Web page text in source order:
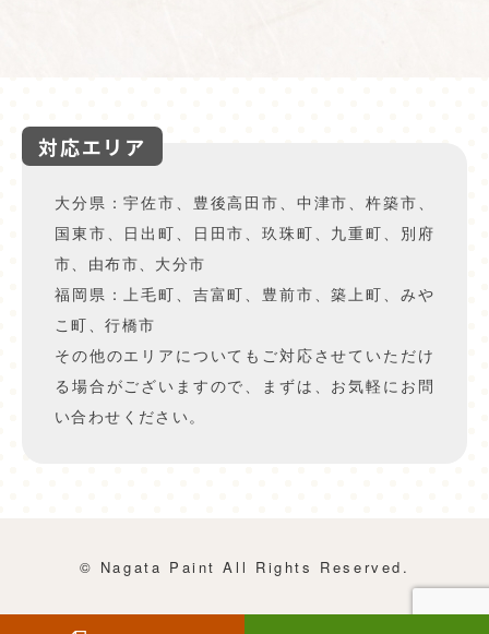
対応エリア
大分県：宇佐市、豊後高田市、中津市、杵築市、
国東市、日出町、日田市、玖珠町、九重町、別府
市、由布市、大分市
福岡県：上毛町、吉富町、豊前市、築上町、みや
こ町、行橋市
その他のエリアについてもご対応させていただけ
る場合がございますので、まずは、お気軽にお問
い合わせください。
© Nagata Paint All Rights Reserved.